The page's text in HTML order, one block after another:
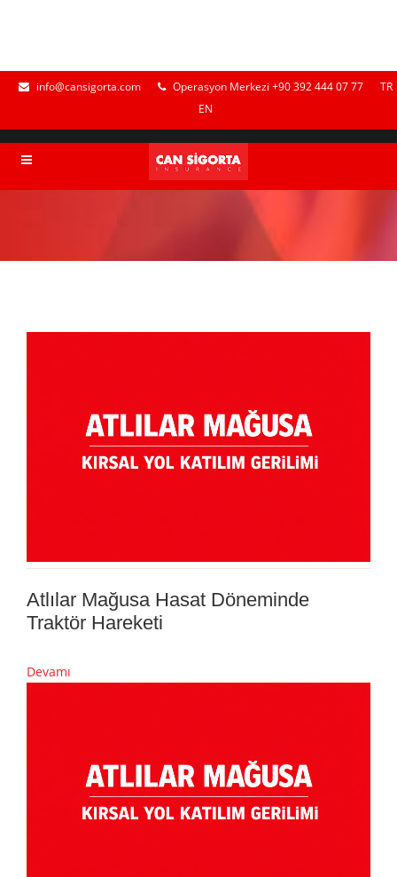
info@cansigorta.com Operasyon Merkezi +90 392 444 07 77
TR
EN
Atlılar Mağusa Hasat Döneminde
Traktör Hareketi
Devamı